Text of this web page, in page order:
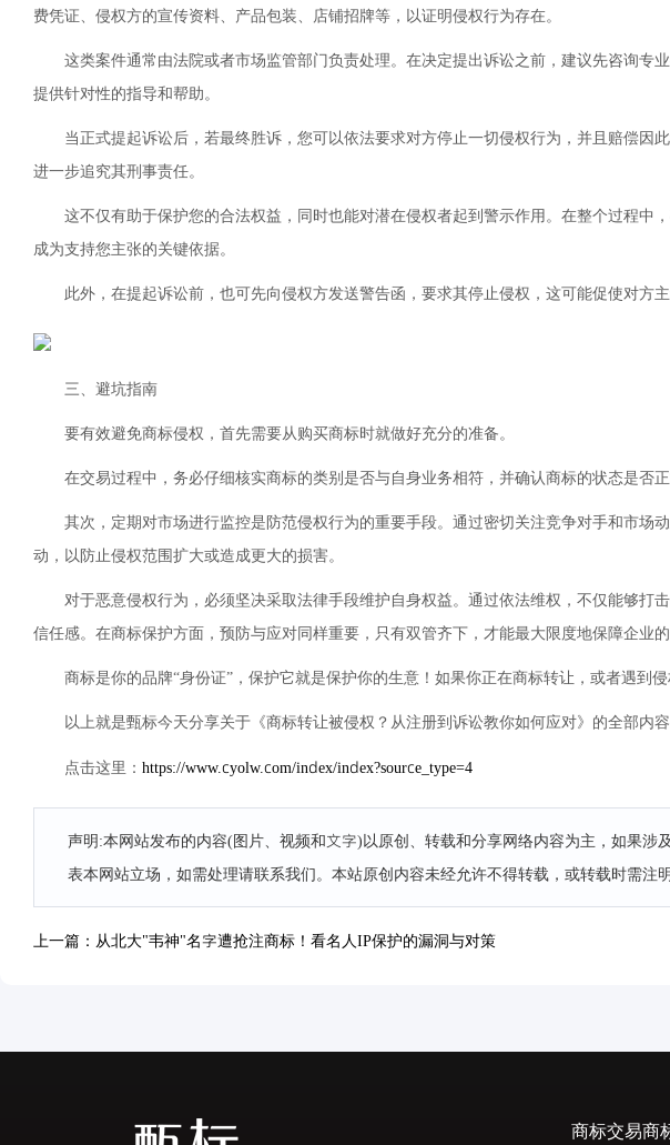
费凭证、侵权方的宣传资料、产品包装、店铺招牌等，以证明侵权行为存在。
这类案件通常由法院或者市场监管部门负责处理。在决定提出诉讼之前，建议先咨询专
提供针对性的指导和帮助。
当正式提起诉讼后，若最终胜诉，您可以依法要求对方停止一切侵权行为，并且赔偿因
进一步追究其刑事责任。
这不仅有助于保护您的合法权益，同时也能对潜在侵权者起到警示作用。在整个过程中
成为支持您主张的关键依据。
此外，在提起诉讼前，也可先向侵权方发送警告函，要求其停止侵权，这可能促使对方
三、避坑指南
要有效避免商标侵权，首先需要从购买商标时就做好充分的准备。
在交易过程中，务必仔细核实商标的类别是否与自身业务相符，并确认商标的状态是否
其次，定期对市场进行监控是防范侵权行为的重要手段。通过密切关注竞争对手和市场
动，以防止侵权范围扩大或造成更大的损害。
对于恶意侵权行为，必须坚决采取法律手段维护自身权益。通过依法维权，不仅能够打
信任感。在商标保护方面，预防与应对同样重要，只有双管齐下，才能最大限度地保障企业的
商标是你的品牌“身份证”，保护它就是保护你的生意！如果你正在商标转让，或者遇到侵
以上就是甄标今天分享关于《商标转让被侵权？从注册到诉讼教你如何应对》的全部内
点击这里： https://www.cyolw.com/index/index?source_type=4
声明:本网站发布的内容(图片、视频和文字)以原创、转载和分享网络内容为主，如果
表本网站立场，如需处理请联系我们。本站原创内容未经允许不得转载，或转载时需注明
上一篇：从北大"韦神"名字遭抢注商标！看名人IP保护的漏洞与对策
商标交易商